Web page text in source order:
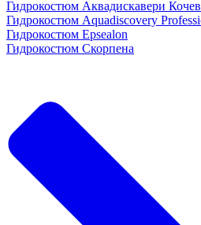
Гидрокостюм Аквадискавери
Гидрокостюм Aquadiscovery
Гидрокостюм Epsealon
Гидрокостюм Скорпена